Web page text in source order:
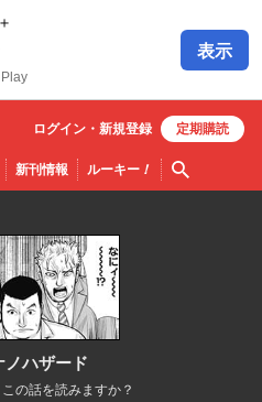
表示
新刊情報 ルーキー！ 検索
ログイン・ 新規登録 定期購読
ノハザード
の話を読みますか？